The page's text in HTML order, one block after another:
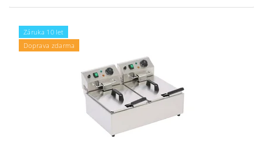
Záruka 10 let
Doprava zdarma